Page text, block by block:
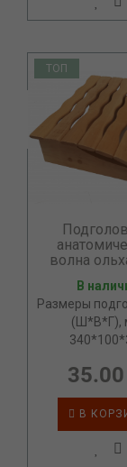
ТОП
волна
В
Размеры
(Ш*В*Г),
В